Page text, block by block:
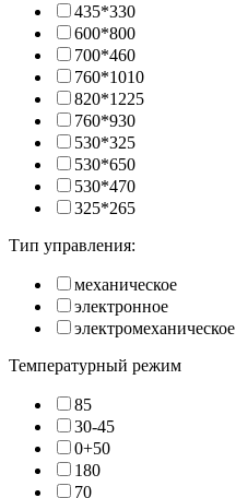
435*330
600*800
700*460
760*1010
820*1225
760*930
530*325
530*650
530*470
325*265
Тип управления:
механическое
электронное
электромеханическое
Температурный режим
85
30-45
0+50
180
70